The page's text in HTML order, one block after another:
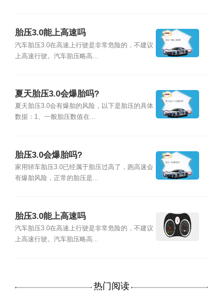
胎压3.0能上高速吗
汽车胎压3.0在高速上行驶是非常危险的，不建议
上高速行驶。汽车胎压略高...
夏天胎压3.0会爆胎吗?
夏天胎压3.0会有爆胎的风险，以下是胎压的具体
数据：1、一般胎压数值在...
胎压3.0会爆胎吗?
家用轿车胎压3.0已经属于胎压过高了，跑高速会
有爆胎风险，正常的胎压是...
胎压3.0能上高速吗
汽车胎压3.0在高速上行驶是非常危险的，不建议
上高速行驶。汽车胎压略高...
热门阅读